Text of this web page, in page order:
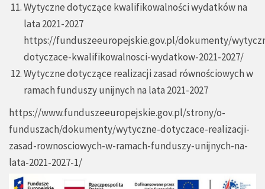
Wytyczne dotyczące kwalifikowalności wydatków na
lata 2021-2027
https://funduszeeuropejskie.gov.pl/dokumenty/
dotyczace-kwalifikowalnosci-wydatkow-2021-2027/
Wytyczne dotyczące realizacji zasad równościowych w
ramach funduszy unijnych na lata 2021-2027
https://www.funduszeeuropejskie.gov.pl/strony/o-
funduszach/dokumenty/wytyczne-dotyczace-realizacji-
zasad-rownosciowych-w-ramach-funduszy-unijnych-na-
lata-2021-2027-1/